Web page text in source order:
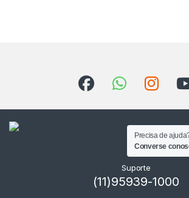
Suporte
(11)95939-1000
Precisa de
Converse